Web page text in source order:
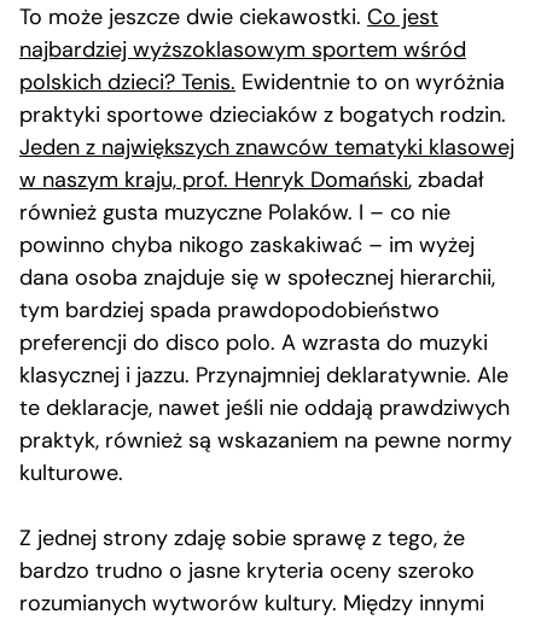
To może jeszcze dwie ciekawostki. Co jest
najbardziej wyższoklasowym sportem wśród
polskich dzieci? Tenis. Ewidentnie to on wyróżnia
praktyki sportowe dzieciaków z bogatych rodzin.
Jeden z największych znawców tematyki klasowej
w naszym kraju, prof. Henryk Domański, zbadał
również gusta muzyczne Polaków. I – co nie
powinno chyba nikogo zaskakiwać – im wyżej
dana osoba znajduje się w społecznej hierarchii,
tym bardziej spada prawdopodobieństwo
preferencji do disco polo. A wzrasta do muzyki
klasycznej i jazzu. Przynajmniej deklaratywnie. Ale
te deklaracje, nawet jeśli nie oddają prawdziwych
praktyk, również są wskazaniem na pewne normy
kulturowe.
Z jednej strony zdaję sobie sprawę z tego, że
bardzo trudno o jasne kryteria oceny szeroko
rozumianych wytworów kultury. Między innymi